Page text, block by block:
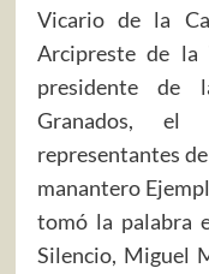
Vicario de la
Arcipreste de la
presidente de
Granados, el
representantes
manantero
tomó la palabra
Silencio, Miguel